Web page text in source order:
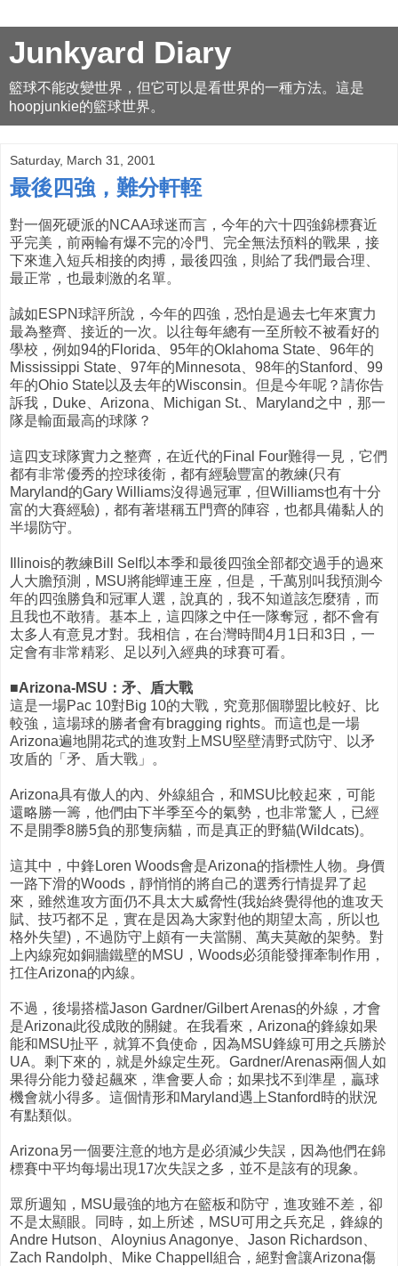
Junkyard Diary
籃球不能改變世界，但它可以是看世界的一種方法。這是
hoopjunkie的籃球世界。
Saturday, March 31, 2001
最後四強，難分軒輊
對一個死硬派的NCAA球迷而言，今年的六十四強錦標賽近
乎完美，前兩輪有爆不完的冷門、完全無法預料的戰果，接
下來進入短兵相接的肉搏，最後四強，則給了我們最合理、
最正常，也最刺激的名單。
誠如ESPN球評所說，今年的四強，恐怕是過去七年來實力
最為整齊、接近的一次。以往每年總有一至所較不被看好的
學校，例如94的Florida、95年的Oklahoma State、96年的
Mississippi State、97年的Minnesota、98年的Stanford、99
年的Ohio State以及去年的Wisconsin。但是今年呢？請你告
訴我，Duke、Arizona、Michigan St.、Maryland之中，那一
隊是輸面最高的球隊？
這四支球隊實力之整齊，在近代的Final Four難得一見，它們
都有非常優秀的控球後衛，都有經驗豐富的教練(只有
Maryland的Gary Williams沒得過冠軍，但Williams也有十分
富的大賽經驗)，都有著堪稱五門齊的陣容，也都具備黏人的
半場防守。
Illinois的教練Bill Self以本季和最後四強全部都交過手的過來
人大膽預測，MSU將能蟬連王座，但是，千萬別叫我預測今
年的四強勝負和冠軍人選，說真的，我不知道該怎麼猜，而
且我也不敢猜。基本上，這四隊之中任一隊奪冠，都不會有
太多人有意見才對。我相信，在台灣時間4月1日和3日，一
定會有非常精彩、足以列入經典的球賽可看。
■Arizona-MSU：矛、盾大戰
這是一場Pac 10對Big 10的大戰，究竟那個聯盟比較好、比
較強，這場球的勝者會有bragging rights。而這也是一場
Arizona遍地開花式的進攻對上MSU堅壁清野式防守、以矛
攻盾的「矛、盾大戰」。
Arizona具有傲人的內、外線組合，和MSU比較起來，可能
還略勝一籌，他們由下半季至今的氣勢，也非常驚人，已經
不是開季8勝5負的那隻病貓，而是真正的野貓(Wildcats)。
這其中，中鋒Loren Woods會是Arizona的指標性人物。身價
一路下滑的Woods，靜悄悄的將自己的選秀行情提昇了起
來，雖然進攻方面仍不具太大威脅性(我始終覺得他的進攻天
賦、技巧都不足，實在是因為大家對他的期望太高，所以也
格外失望)，不過防守上頗有一夫當關、萬夫莫敵的架勢。對
上內線宛如銅牆鐵壁的MSU，Woods必須能發揮牽制作用，
扛住Arizona的內線。
不過，後場搭檔Jason Gardner/Gilbert Arenas的外線，才會
是Arizona此役成敗的關鍵。在我看來，Arizona的鋒線如果
能和MSU扯平，就算不負使命，因為MSU鋒線可用之兵勝於
UA。剩下來的，就是外線定生死。Gardner/Arenas兩個人如
果得分能力發起飆來，準會要人命；如果找不到準星，贏球
機會就小得多。這個情形和Maryland遇上Stanford時的狀況
有點類似。
Arizona另一個要注意的地方是必須減少失誤，因為他們在錦
標賽中平均每場出現17次失誤之多，並不是該有的現象。
眾所週知，MSU最強的地方在籃板和防守，進攻雖不差，卻
不是太顯眼。同時，如上所述，MSU可用之兵充足，鋒線的
Andre Hutson、Aloynius Anagonye、Jason Richardson、
Zach Randolph、Mike Chappell組合，絕對會讓Arizona傷